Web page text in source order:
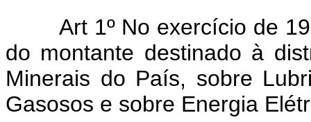
Art 1º No exercício de
do montante destinado à
Minerais do País, sobre
Gasosos e sobre Energia